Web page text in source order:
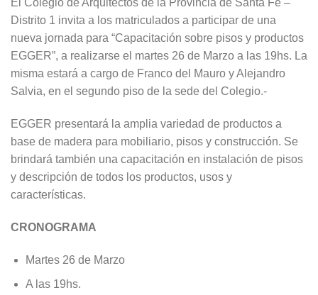
El Colegio de Arquitectos de la Provincia de Santa Fe –
Distrito 1 invita a los matriculados a participar de una
nueva jornada para “Capacitación sobre pisos y productos
EGGER”, a realizarse el martes 26 de Marzo a las 19hs. La
misma estará a cargo de Franco del Mauro y Alejandro
Salvia, en el segundo piso de la sede del Colegio.-
EGGER presentará la amplia variedad de productos a
base de madera para mobiliario, pisos y construcción. Se
brindará también una capacitación en instalación de pisos
y descripción de todos los productos, usos y
características.
CRONOGRAMA
Martes 26 de Marzo
A las 19hs.